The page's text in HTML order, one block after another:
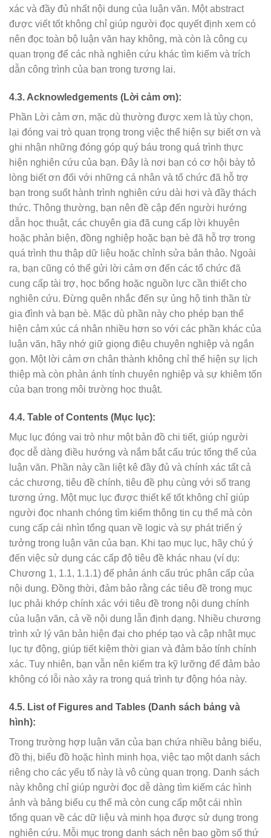
xác và đầy đủ nhất nội dung của luận văn. Một abstract
được viết tốt không chỉ giúp người đọc quyết định xem có
nên đọc toàn bộ luận văn hay không, mà còn là công cụ
quan trọng để các nhà nghiên cứu khác tìm kiếm và trích
dẫn công trình của bạn trong tương lai.
4.3. Acknowledgements (Lời cảm ơn):
Phần Lời cảm ơn, mặc dù thường được xem là tùy chọn,
lại đóng vai trò quan trọng trong việc thể hiện sự biết ơn và
ghi nhận những đóng góp quý báu trong quá trình thực
hiện nghiên cứu của bạn. Đây là nơi bạn có cơ hội bày tỏ
lòng biết ơn đối với những cá nhân và tổ chức đã hỗ trợ
bạn trong suốt hành trình nghiên cứu dài hơi và đầy thách
thức. Thông thường, bạn nên đề cập đến người hướng
dẫn học thuật, các chuyên gia đã cung cấp lời khuyên
hoặc phản biện, đồng nghiệp hoặc bạn bè đã hỗ trợ trong
quá trình thu thập dữ liệu hoặc chỉnh sửa bản thảo. Ngoài
ra, bạn cũng có thể gửi lời cảm ơn đến các tổ chức đã
cung cấp tài trợ, học bổng hoặc nguồn lực cần thiết cho
nghiên cứu. Đừng quên nhắc đến sự ủng hộ tinh thần từ
gia đình và bạn bè. Mặc dù phần này cho phép bạn thể
hiện cảm xúc cá nhân nhiều hơn so với các phần khác của
luận văn, hãy nhớ giữ giọng điệu chuyên nghiệp và ngắn
gọn. Một lời cảm ơn chân thành không chỉ thể hiện sự lịch
thiệp mà còn phản ánh tính chuyên nghiệp và sự khiêm tốn
của bạn trong môi trường học thuật.
4.4. Table of Contents (Mục lục):
Mục lục đóng vai trò như một bản đồ chi tiết, giúp người
đọc dễ dàng điều hướng và nắm bắt cấu trúc tổng thể của
luận văn. Phần này cần liệt kê đầy đủ và chính xác tất cả
các chương, tiêu đề chính, tiêu đề phụ cùng với số trang
tương ứng. Một mục lục được thiết kế tốt không chỉ giúp
người đọc nhanh chóng tìm kiếm thông tin cụ thể mà còn
cung cấp cái nhìn tổng quan về logic và sự phát triển ý
tưởng trong luận văn của bạn. Khi tạo mục lục, hãy chú ý
đến việc sử dụng các cấp độ tiêu đề khác nhau (ví dụ:
Chương 1, 1.1, 1.1.1) để phản ánh cấu trúc phân cấp của
nội dung. Đồng thời, đảm bảo rằng các tiêu đề trong mục
lục phải khớp chính xác với tiêu đề trong nội dung chính
của luận văn, cả về nội dung lẫn định dạng. Nhiều chương
trình xử lý văn bản hiện đại cho phép tạo và cập nhật mục
lục tự động, giúp tiết kiệm thời gian và đảm bảo tính chính
xác. Tuy nhiên, bạn vẫn nên kiểm tra kỹ lưỡng để đảm bảo
không có lỗi nào xảy ra trong quá trình tự động hóa này.
4.5. List of Figures and Tables (Danh sách bảng và
hình):
Trong trường hợp luận văn của bạn chứa nhiều bảng biểu,
đồ thị, biểu đồ hoặc hình minh họa, việc tạo một danh sách
riêng cho các yếu tố này là vô cùng quan trọng. Danh sách
này không chỉ giúp người đọc dễ dàng tìm kiếm các hình
ảnh và bảng biểu cụ thể mà còn cung cấp một cái nhìn
tổng quan về các dữ liệu và minh họa được sử dụng trong
nghiên cứu. Mỗi mục trong danh sách nên bao gồm số thứ